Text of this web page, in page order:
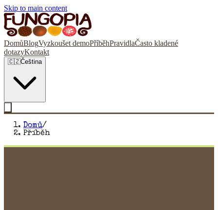
Skip to main content
DomůBlogVyzkoušet demoPříběhPravidlaČasto kladené
dotazyKontakt
🇨🇿Čeština
Domů/
Příběh